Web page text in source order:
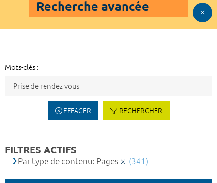
Recherche avancée
Mots-clés :
EFFACER RECHERCHER
FILTRES ACTIFS
Par type de contenu: Pages (341)